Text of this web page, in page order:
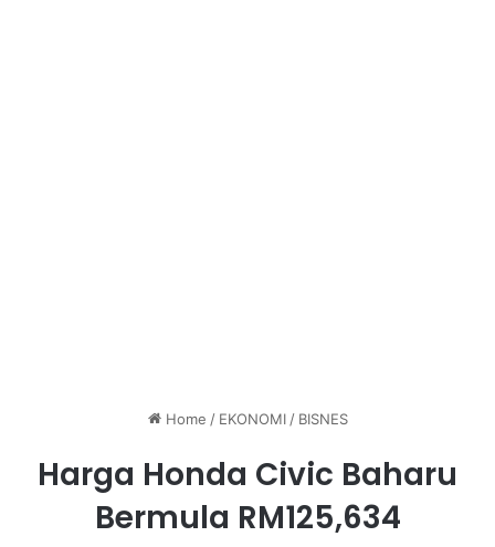
Home / EKONOMI / BISNES
Harga Honda Civic Baharu
Bermula RM125,634